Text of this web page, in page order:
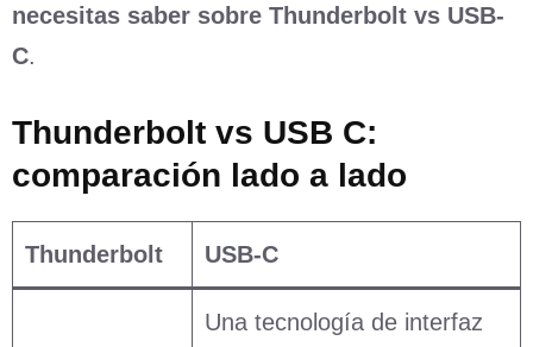
necesitas saber sobre Thunderbolt vs USB-
C.
Thunderbolt vs USB C:
comparación lado a lado
Thunderbolt USB-C
Una tecnología de interfaz